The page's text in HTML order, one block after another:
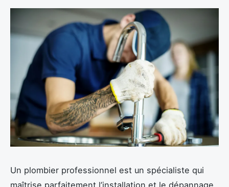
Un plombier professionnel est un spécialiste qui